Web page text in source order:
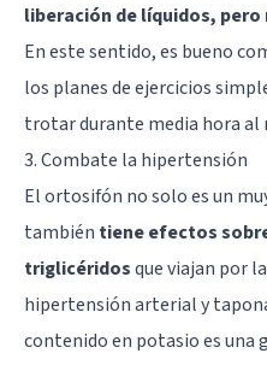
liberación de líquidos,
En este sentido, es bueno
los planes de ejercicios
trotar durante media hora al
3. Combate la hipertensión
El ortosifón no solo es un
también tiene efectos
triglicéridosque viajan por
hipertensión arterial y
contenido en potasio es una